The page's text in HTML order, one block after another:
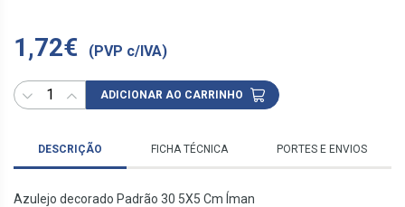
1,72€ (PVP c/IVA)
ADICIONAR AO CARRINHO
DESCRIÇÃO FICHA TÉCNICA PORTES E ENVIOS
Azulejo decorado Padrão 30 5X5 Cm Íman